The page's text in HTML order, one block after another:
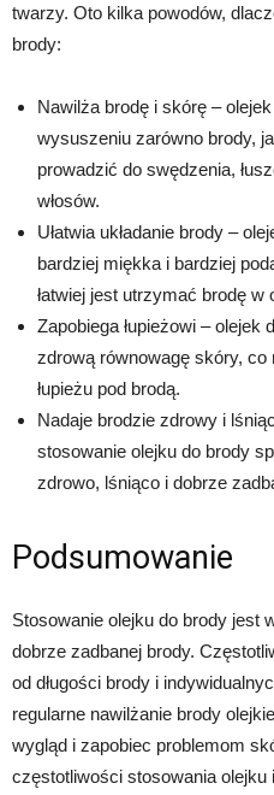
twarzy. Oto kilka powodów,
brody:
Nawilża brodę i skórę –
wysuszeniu zarówno brody,
prowadzić do swędzenia,
włosów.
Ułatwia układanie brody –
bardziej miękka i bardziej
łatwiej jest utrzymać brodę w
Zapobiega łupieżowi – olejek
zdrową równowagę skóry,
łupieżu pod brodą.
Nadaje brodzie zdrowy i
stosowanie olejku do brody
zdrowo, lśniąco i dobrze
Podsumowanie
Stosowanie olejku do brody jest
dobrze zadbanej brody.
od długości brody i
regularne nawilżanie brody
wygląd i zapobiec problemom
częstotliwości stosowania olejku